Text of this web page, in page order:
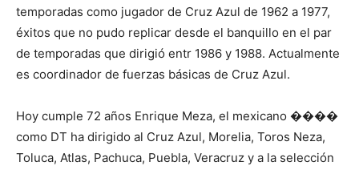
temporadas como jugador de Cruz Azul de 1962 a 1977,
éxitos que no pudo replicar desde el banquillo en el par
de temporadas que dirigió entr 1986 y 1988. Actualmente
es coordinador de fuerzas básicas de Cruz Azul.
Hoy cumple 72 años Enrique Meza, el mexicano ����
como DT ha dirigido al Cruz Azul, Morelia, Toros Neza,
Toluca, Atlas, Pachuca, Puebla, Veracruz y a la selección